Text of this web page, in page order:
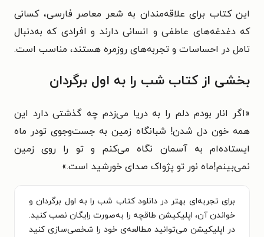
این کتاب برای علاقه‌مندان به شعر معاصر فارسی، کسانی
که دغدغه‌های عاطفی و انسانی دارند و افرادی که به‌دنبال
تامل در احساسات و تجربه‌های روزمره هستند، مناسب است.
بخشی از کتاب شب را به اول برگردان
«اگر انار بودم دلم را به دریا می‌زدم چه گذشتی دارد این
همه خون دل شدن! شبانگاه زمین به جست‌وجوی تودر ماه
ایستاده‌ام به آسمان نگاه می‌کنم و تو را روی زمین
نمی‌بینم!ماه نور تو پژواک صدای خورشید است.»
برای تجربه‌ای بهتر در دانلود کتاب شب را به اول برگردان و
خواندن آن، اپلیکیشن طاقچه را به‌صورت رایگان نصب کنید.
در اپلیکیشن می‌توانید مطالعه‌ی خود را شخصی‌سازی کنید